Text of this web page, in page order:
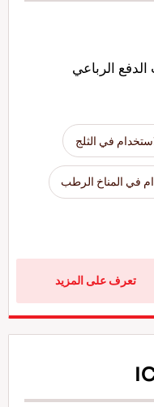
الرباعي
في الثلج
في المناخ الرطب
تعرف على المزيد